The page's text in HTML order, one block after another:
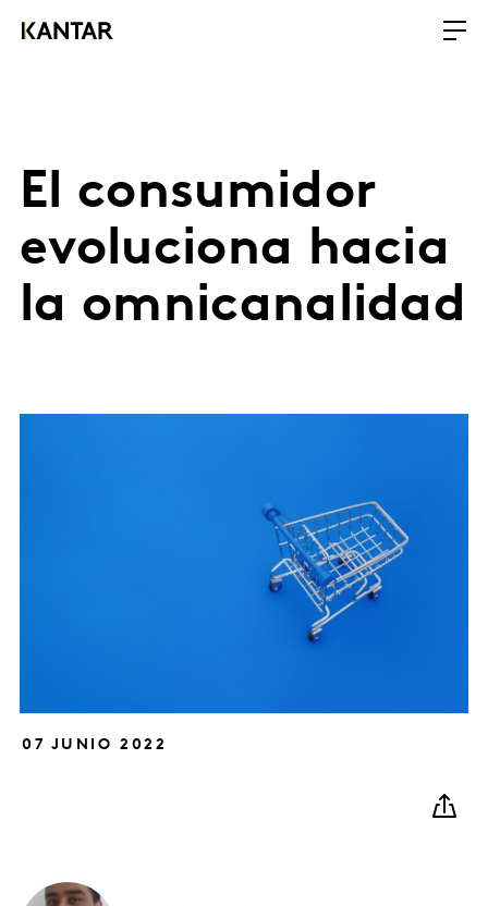
El consumidor
evoluciona hacia
la omnicanalidad
07 JUNIO 2022